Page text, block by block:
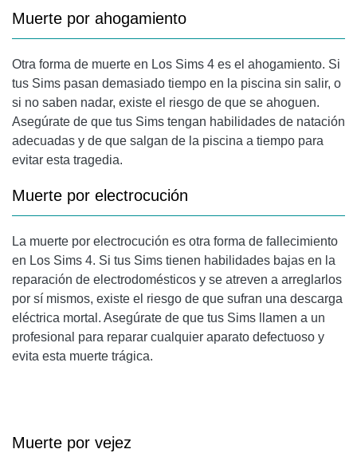
Muerte por ahogamiento
Otra forma de muerte en Los Sims 4 es el ahogamiento. Si
tus Sims pasan demasiado tiempo en la piscina sin salir, o
si no saben nadar, existe el riesgo de que se ahoguen.
Asegúrate de que tus Sims tengan habilidades de natación
adecuadas y de que salgan de la piscina a tiempo para
evitar esta tragedia.
Muerte por electrocución
La muerte por electrocución es otra forma de fallecimiento
en Los Sims 4. Si tus Sims tienen habilidades bajas en la
reparación de electrodomésticos y se atreven a arreglarlos
por sí mismos, existe el riesgo de que sufran una descarga
eléctrica mortal. Asegúrate de que tus Sims llamen a un
profesional para reparar cualquier aparato defectuoso y
evita esta muerte trágica.
Muerte por vejez